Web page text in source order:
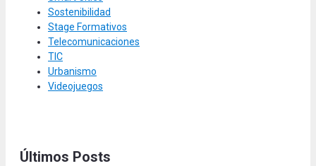
Sostenibilidad
Stage Formativos
Telecomunicaciones
TIC
Urbanismo
Videojuegos
Últimos Posts